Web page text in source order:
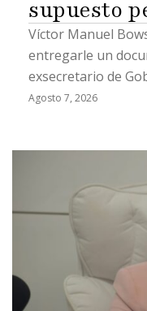
supuesto
Víctor Manuel
entregarle un
exsecretario de
Sindicatura
Agosto 7, 2026